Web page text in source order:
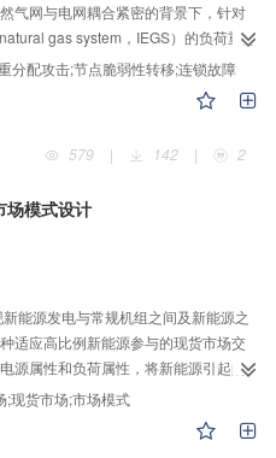
气网与电网耦合紧密的背景下，针对
gas system，IEGS）的负荷重分
重的影响。因此本文对电–气耦合下的
双侧协同LR攻击作用机理的基础
连锁故障对电网的影响，以IEGS经济
的损失评估模型，统一度量了不同能
击对系统安全经济运行的风险，定义
行线性化处理，将IEGS调度模型转
（KKT）最优条件，从而
。最后，在IEEE 39节点和改进比利时
景的仿真，验证了3种攻击在不同攻击
节点的分布与变化，并给出了针对不
结果表明，双侧协同LR攻击会对系统
析方法采取综合保护策略后，系统损
分配攻击;节点脆弱性转移;连锁故障
579
| 142 | 2
场模式设计
能源发电与常规机组之间及新能源之
适应高比例新能源参与的现货市场交
源属性和负荷属性，将新能源引起的
平衡成本。通过分析新能源属性对系
数和相关性指数描述新能源属性，并
指数，将该指数及系统平衡成本联合
;现货市场;市场模式